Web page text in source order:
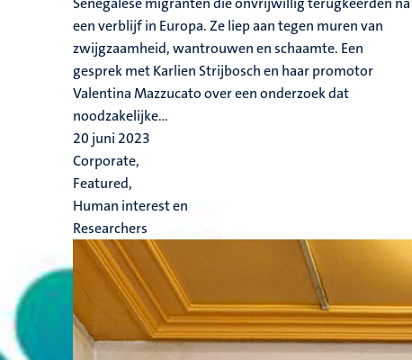
een verblijf in Europa. Ze liep aan tegen muren van
zwijgzaamheid, wantrouwen en schaamte. Een
gesprek met Karlien Strijbosch en haar promotor
Valentina Mazzucato over een onderzoek dat
noodzakelijke...
20 juni 2023
Corporate,
Featured,
Human interest en
Researchers